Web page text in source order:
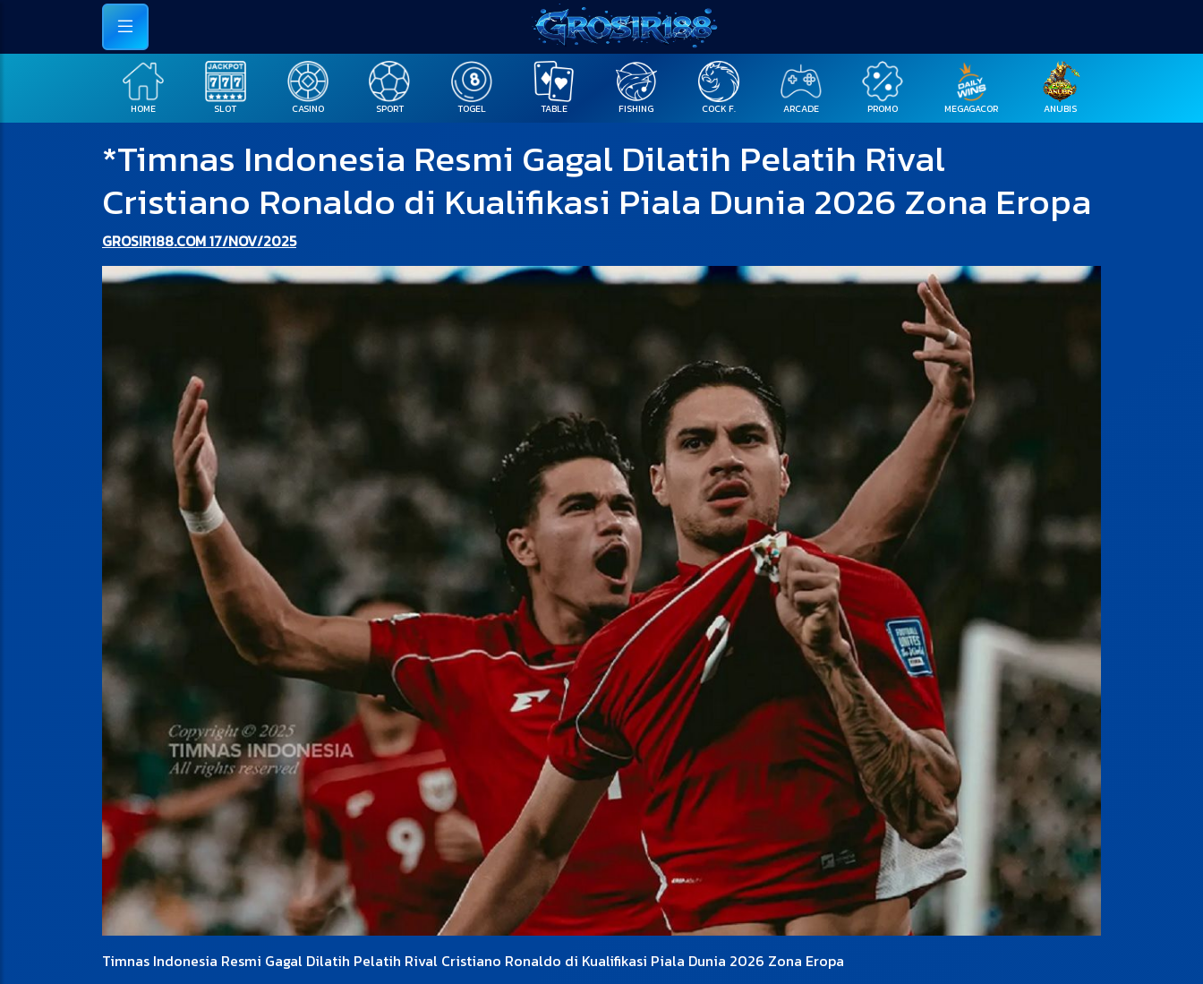
HOME SLOT CASINO SPORT TOGEL TABLE FISHING COCK F. ARCADE PROMO MEGAGACOR ANUBIS
*Timnas Indonesia Resmi Gagal Dilatih Pelatih Rival
Cristiano Ronaldo di Kualifikasi Piala Dunia 2026 Zona Eropa
GROSIR188.COM 17/NOV/2025
Timnas Indonesia Resmi Gagal Dilatih Pelatih Rival Cristiano Ronaldo di Kualifikasi Piala Dunia 2026 Zona Eropa